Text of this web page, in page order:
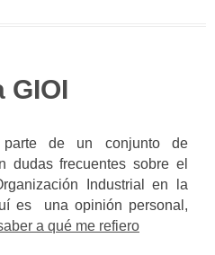
GIOI
parte de un conjunto de
dudas frecuentes sobre el
Industrial en la
es una opinión personal,
a qué me refiero